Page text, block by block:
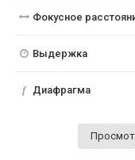
Фокусное
Выдержка
f Диафрагма